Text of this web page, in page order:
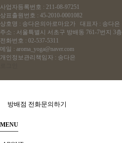
사업자등록번호 : 211-08-97251
상표출원번호 : 45-2010-0001082
상호명 : 송다은의아로마요가 대표자 : 송다은
주소 : 서울특별시 서초구 방배동 761-7번지 3층
전화번호 : 02-537-5311
메일 : aroma_yoga@naver.com
개인정보관리책임자 : 송다은
방배점 전화문의하기
MENU